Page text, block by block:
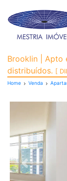
Brooklin | Apto
distribuídos. [
Home Venda
Previous